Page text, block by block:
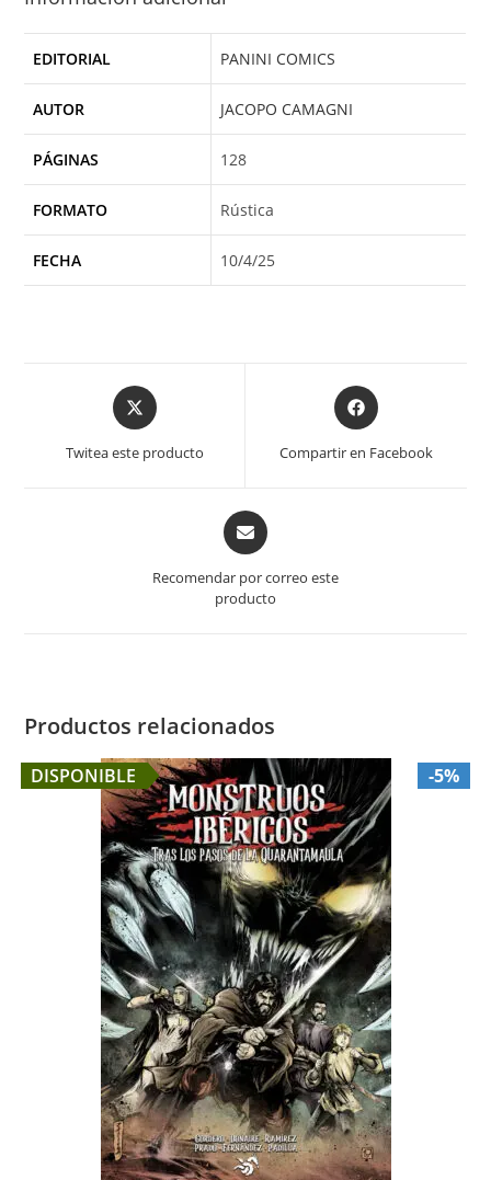
EDITORIAL PANINI COMICS
AUTOR JACOPO CAMAGNI
PÁGINAS 128
FORMATO Rústica
FECHA 10/4/25
Opens
in
Twitea este producto
Opens
in
a
Compartir en Facebook
Opens
in
new
Recomendar por correo este
producto
Productos relacionados
DISPONIBLE -5%